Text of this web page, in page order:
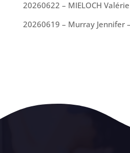
20260622 – MIELOCH
20260619 – Murray Jennifer